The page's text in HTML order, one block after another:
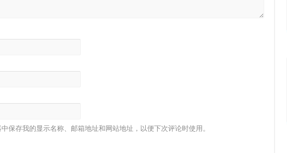
保存我的显示名称、邮箱地址和网站地址，以便下次评论时使用。